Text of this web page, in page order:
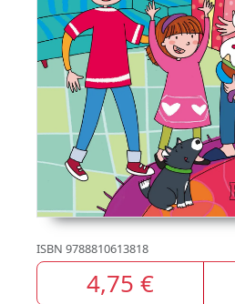
ISBN 9788810613818
4,75 €